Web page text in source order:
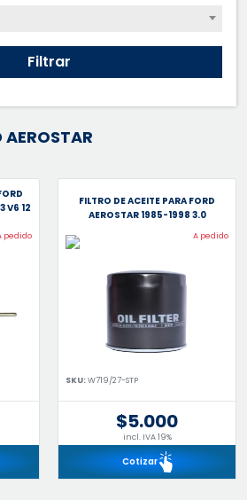
Filtrar
AEROSTAR
V6 12
pedido
FILTRO DE ACEITE PARA FORD
AEROSTAR 1985-1998 3.0
A pedido
SKU:W719/27-STP
$5.000
incl. IVA 19%
Cotizar